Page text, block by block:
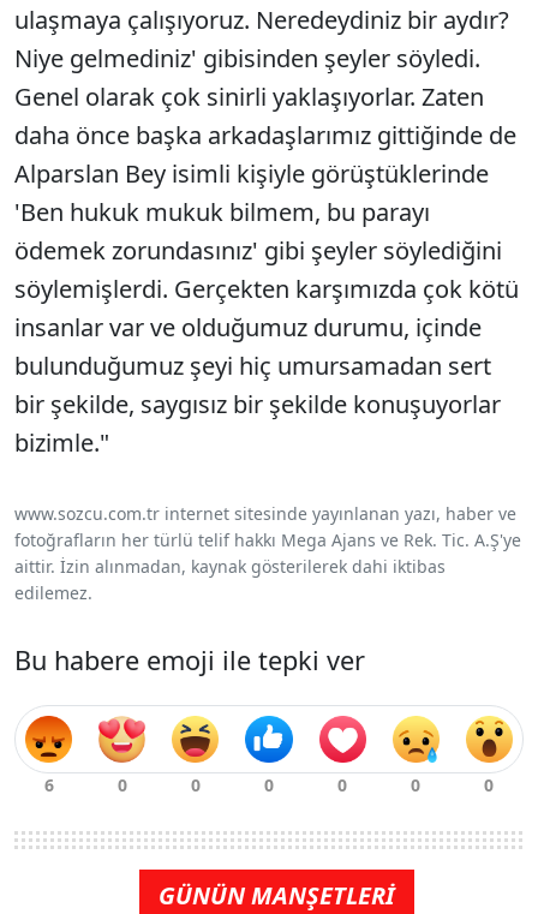
ulaşmaya çalışıyoruz. Neredeydiniz bir aydır?
Niye gelmediniz' gibisinden şeyler söyledi.
Genel olarak çok sinirli yaklaşıyorlar. Zaten
daha önce başka arkadaşlarımız gittiğinde de
Alparslan Bey isimli kişiyle görüştüklerinde
'Ben hukuk mukuk bilmem, bu parayı
ödemek zorundasınız' gibi şeyler söylediğini
söylemişlerdi. Gerçekten karşımızda çok kötü
insanlar var ve olduğumuz durumu, içinde
bulunduğumuz şeyi hiç umursamadan sert
bir şekilde, saygısız bir şekilde konuşuyorlar
bizimle."
www.sozcu.com.tr internet sitesinde yayınlanan yazı, haber ve
fotoğrafların her türlü telif hakkı Mega Ajans ve Rek. Tic. A.Ş'ye
aittir. İzin alınmadan, kaynak gösterilerek dahi iktibas
edilemez.
Bu habere emoji ile tepki ver
GÜNÜN MANŞETLERİ